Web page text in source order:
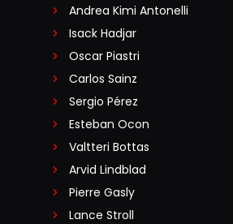
Andrea Kimi Antonelli
Isack Hadjar
Oscar Piastri
Carlos Sainz
Sergio Pérez
Esteban Ocon
Valtteri Bottas
Arvid Lindblad
Pierre Gasly
Lance Stroll